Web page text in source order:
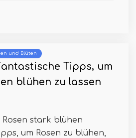
und Blüten
Tipps, um
blühen zu lassen
stark blühen
um Rosen zu blühen,